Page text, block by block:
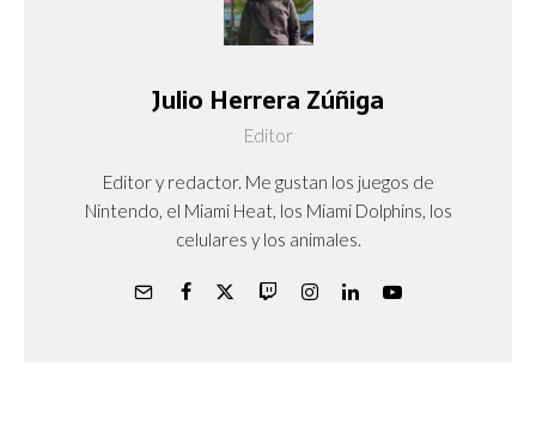
Julio Herrera Zúñiga
Editor
Editor y redactor. Me gustan los juegos de
Nintendo, el Miami Heat, los Miami Dolphins, los
celulares y los animales.